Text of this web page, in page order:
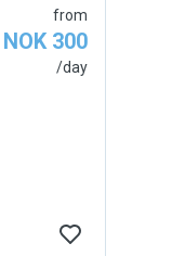
from
NOK 300
/day